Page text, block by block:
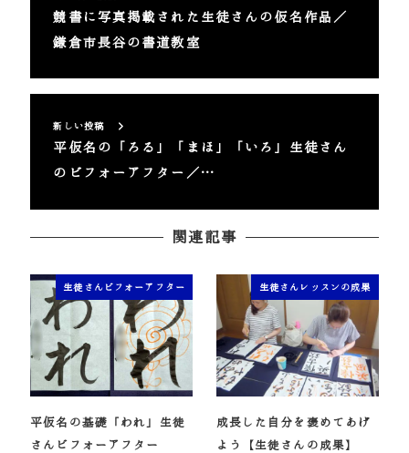
競書に写真掲載された生徒さんの仮名作品／
鎌倉市長谷の書道教室
新しい投稿
平仮名の「ろる」「まほ」「いろ」生徒さん
のビフォーアフター／…
関連記事
生徒さんビフォーアフター
平仮名の基礎「われ」生徒
さんビフォーアフター
生徒さんレッスンの成果
成長した自分を褒めてあげ
よう【生徒さんの成果】